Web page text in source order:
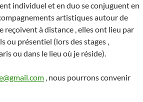
individuel et en duo se conjuguent en
artistiques autour de
reçoivent à distance , elles ont lieu par
ou présentiel (lors des stages ,
ou dans le lieu où je réside).
, nous pourrons convenir